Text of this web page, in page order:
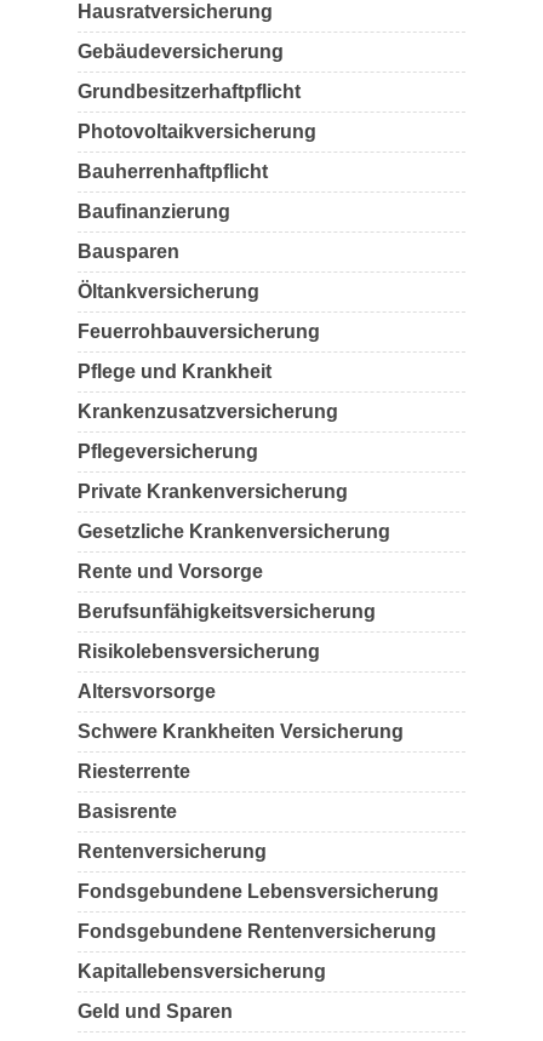
Hausratversicherung
Gebäudeversicherung
Grundbesitzerhaftpflicht
Photovoltaikversicherung
Bauherrenhaftpflicht
Baufinanzierung
Bausparen
Öltankversicherung
Feuerrohbauversicherung
Pflege und Krankheit
Krankenzusatzversicherung
Pflegeversicherung
Private Krankenversicherung
Gesetzliche Krankenversicherung
Rente und Vorsorge
Berufs­unfähigkeitsversicherung
Risikolebensversicherung
Altersvorsorge
Schwere Krankheiten Versicherung
Riesterrente
Basisrente
Rentenversicherung
Fondsgebundene Lebensversicherung
Fondsgebundene Rentenversicherung
Kapitallebensversicherung
Geld und Sparen